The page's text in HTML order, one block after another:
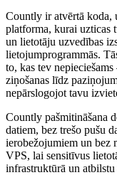
Countly ir atvērtā koda,
platforma, kurai uzticas
un lietotāju uzvedības
lietojumprogrammās.
to, kas tev
ziņošanas līdz
nepārslogojot tavu
Countly pašmitināšana
datiem, bez trešo pušu
ierobežojumiem un bez
VPS, lai sensitīvus
infrastruktūrā un